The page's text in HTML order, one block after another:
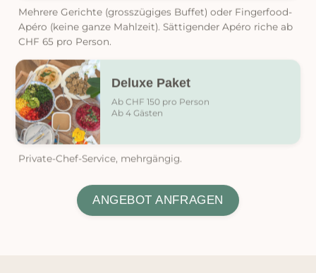
Mehrere Gerichte (grosszügiges Buffet) oder Fingerfood-
Apéro (keine ganze Mahlzeit). Sättigender Apéro riche ab
CHF 65 pro Person.
Deluxe Paket
Ab CHF 150 pro Person
Ab 4 Gästen
Private-Chef-Service, mehrgängig.
ANGEBOT ANFRAGEN